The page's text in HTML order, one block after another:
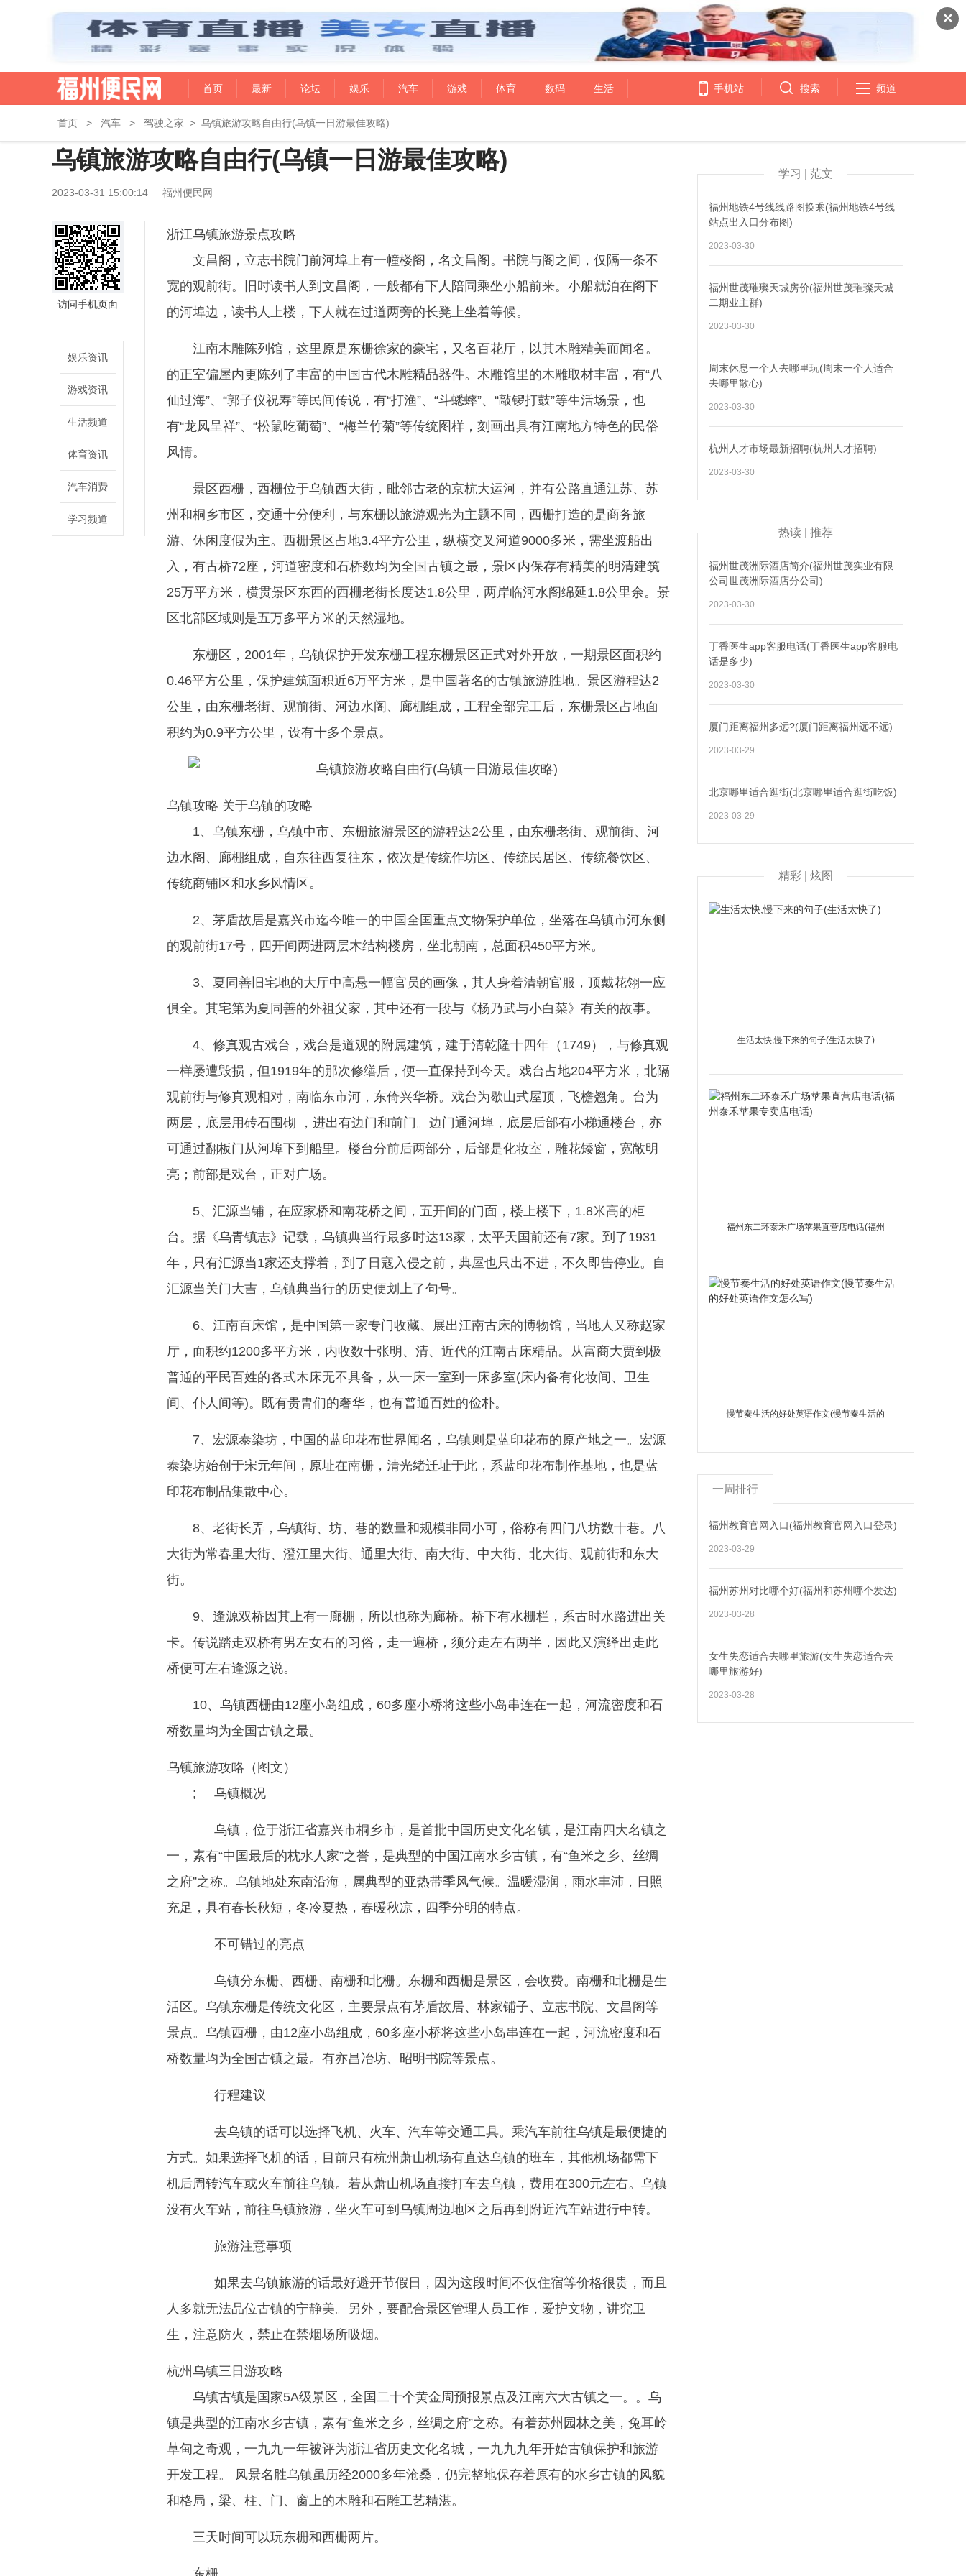
✕
首页 最新 论坛 娱乐 汽车 游戏 体育 数码 生活 手机站 搜索 频道
首页 > 汽车 > 驾驶之家 > 乌镇旅游攻略自由行(乌镇一日游最佳攻略)
乌镇旅游攻略自由行(乌镇一日游最佳攻略)
2023-03-31 15:00:14 福州便民网
访问手机页面
娱乐资讯
游戏资讯
生活频道
体育资讯
汽车消费
学习频道
浙江乌镇旅游景点攻略
文昌阁，立志书院门前河埠上有一幢楼阁，名文昌阁。书院与阁之间，仅隔一条不
宽的观前街。旧时读书人到文昌阁，一般都有下人陪同乘坐小船前来。小船就泊在阁下
的河埠边，读书人上楼，下人就在过道两旁的长凳上坐着等候。
江南木雕陈列馆，这里原是东栅徐家的豪宅，又名百花厅，以其木雕精美而闻名。
的正室偏屋内更陈列了丰富的中国古代木雕精品器件。木雕馆里的木雕取材丰富，有“八
仙过海”、“郭子仪祝寿”等民间传说，有“打渔”、“斗蟋蟀”、“敲锣打鼓”等生活场景，也
有“龙凤呈祥”、“松鼠吃葡萄”、“梅兰竹菊”等传统图样，刻画出具有江南地方特色的民俗
风情。
景区西栅，西栅位于乌镇西大街，毗邻古老的京杭大运河，并有公路直通江苏、苏
州和桐乡市区，交通十分便利，与东栅以旅游观光为主题不同，西栅打造的是商务旅
游、休闲度假为主。西栅景区占地3.4平方公里，纵横交叉河道9000多米，需坐渡船出
入，有古桥72座，河道密度和石桥数均为全国古镇之最，景区内保存有精美的明清建筑
25万平方米，横贯景区东西的西栅老街长度达1.8公里，两岸临河水阁绵延1.8公里余。景
区北部区域则是五万多平方米的天然湿地。
东栅区，2001年，乌镇保护开发东栅工程东栅景区正式对外开放，一期景区面积约
0.46平方公里，保护建筑面积近6万平方米，是中国著名的古镇旅游胜地。景区游程达2
公里，由东栅老街、观前街、河边水阁、廊棚组成，工程全部完工后，东栅景区占地面
积约为0.9平方公里，设有十多个景点。
乌镇攻略 关于乌镇的攻略
1、乌镇东栅，乌镇中市、东栅旅游景区的游程达2公里，由东栅老街、观前街、河
边水阁、廊棚组成，自东往西复往东，依次是传统作坊区、传统民居区、传统餐饮区、
传统商铺区和水乡风情区。
2、茅盾故居是嘉兴市迄今唯一的中国全国重点文物保护单位，坐落在乌镇市河东侧
的观前街17号，四开间两进两层木结构楼房，坐北朝南，总面积450平方米。
3、夏同善旧宅地的大厅中高悬一幅官员的画像，其人身着清朝官服，顶戴花翎一应
俱全。其宅第为夏同善的外祖父家，其中还有一段与《杨乃武与小白菜》有关的故事。
4、修真观古戏台，戏台是道观的附属建筑，建于清乾隆十四年（1749），与修真观
一样屡遭毁损，但1919年的那次修缮后，便一直保持到今天。戏台占地204平方米，北隔
观前街与修真观相对，南临东市河，东倚兴华桥。戏台为歇山式屋顶，飞檐翘角。台为
两层，底层用砖石围砌 ，进出有边门和前门。边门通河埠，底层后部有小梯通楼台，亦
可通过翻板门从河埠下到船里。楼台分前后两部分，后部是化妆室，雕花矮窗，宽敞明
亮；前部是戏台，正对广场。
5、汇源当铺，在应家桥和南花桥之间，五开间的门面，楼上楼下，1.8米高的柜
台。据《乌青镇志》记载，乌镇典当行最多时达13家，太平天国前还有7家。到了1931
年，只有汇源当1家还支撑着，到了日寇入侵之前，典屋也只出不进，不久即告停业。自
汇源当关门大吉，乌镇典当行的历史便划上了句号。
6、江南百床馆，是中国第一家专门收藏、展出江南古床的博物馆，当地人又称赵家
厅，面积约1200多平方米，内收数十张明、清、近代的江南古床精品。从富商大贾到极
普通的平民百姓的各式木床无不具备，从一床一室到一床多室(床内备有化妆间、卫生
间、仆人间等)。既有贵胄们的奢华，也有普通百姓的俭朴。
7、宏源泰染坊，中国的蓝印花布世界闻名，乌镇则是蓝印花布的原产地之一。宏源
泰染坊始创于宋元年间，原址在南栅，清光绪迁址于此，系蓝印花布制作基地，也是蓝
印花布制品集散中心。
8、老街长弄，乌镇街、坊、巷的数量和规模非同小可，俗称有四门八坊数十巷。八
大街为常春里大街、澄江里大街、通里大街、南大街、中大街、北大街、观前街和东大
街。
9、逢源双桥因其上有一廊棚，所以也称为廊桥。桥下有水栅栏，系古时水路进出关
卡。传说踏走双桥有男左女右的习俗，走一遍桥，须分走左右两半，因此又演绎出走此
桥便可左右逢源之说。
10、乌镇西栅由12座小岛组成，60多座小桥将这些小岛串连在一起，河流密度和石
桥数量均为全国古镇之最。
乌镇旅游攻略（图文）
; 乌镇概况
乌镇，位于浙江省嘉兴市桐乡市，是首批中国历史文化名镇，是江南四大名镇之
一，素有“中国最后的枕水人家”之誉，是典型的中国江南水乡古镇，有“鱼米之乡、丝绸
之府”之称。乌镇地处东南沿海，属典型的亚热带季风气候。温暖湿润，雨水丰沛，日照
充足，具有春长秋短，冬冷夏热，春暖秋凉，四季分明的特点。
不可错过的亮点
乌镇分东栅、西栅、南栅和北栅。东栅和西栅是景区，会收费。南栅和北栅是生
活区。乌镇东栅是传统文化区，主要景点有茅盾故居、林家铺子、立志书院、文昌阁等
景点。乌镇西栅，由12座小岛组成，60多座小桥将这些小岛串连在一起，河流密度和石
桥数量均为全国古镇之最。有亦昌冶坊、昭明书院等景点。
行程建议
去乌镇的话可以选择飞机、火车、汽车等交通工具。乘汽车前往乌镇是最便捷的
方式。如果选择飞机的话，目前只有杭州萧山机场有直达乌镇的班车，其他机场都需下
机后周转汽车或火车前往乌镇。若从萧山机场直接打车去乌镇，费用在300元左右。乌镇
没有火车站，前往乌镇旅游，坐火车可到乌镇周边地区之后再到附近汽车站进行中转。
旅游注意事项
如果去乌镇旅游的话最好避开节假日，因为这段时间不仅住宿等价格很贵，而且
人多就无法品位古镇的宁静美。另外，要配合景区管理人员工作，爱护文物，讲究卫
生，注意防火，禁止在禁烟场所吸烟。
杭州乌镇三日游攻略
乌镇古镇是国家5A级景区，全国二十个黄金周预报景点及江南六大古镇之一。。乌
镇是典型的江南水乡古镇，素有“鱼米之乡，丝绸之府”之称。有着苏州园林之美，兔耳岭
草甸之奇观，一九九一年被评为浙江省历史文化名城，一九九九年开始古镇保护和旅游
开发工程。 风景名胜乌镇虽历经2000多年沧桑，仍完整地保存着原有的水乡古镇的风貌
和格局，梁、柱、门、窗上的木雕和石雕工艺精湛。
三天时间可以玩东栅和西栅两片。
学习 | 范文
福州地铁4号线线路图换乘(福州地铁4号线
站点出入口分布图)
2023-03-30
福州世茂璀璨天城房价(福州世茂璀璨天城
二期业主群)
2023-03-30
周末休息一个人去哪里玩(周末一个人适合
去哪里散心)
2023-03-30
杭州人才市场最新招聘(杭州人才招聘)
2023-03-30
热读 | 推荐
福州世茂洲际酒店简介(福州世茂实业有限
公司世茂洲际酒店分公司)
2023-03-30
丁香医生app客服电话(丁香医生app客服电
话是多少)
2023-03-30
厦门距离福州多远?(厦门距离福州远不远)
2023-03-29
北京哪里适合逛街(北京哪里适合逛街吃饭)
2023-03-29
精彩 | 炫图
生活太快,慢下来的句子(生活太快了)
福州东二环泰禾广场苹果直营店电话(福州
慢节奏生活的好处英语作文(慢节奏生活的
一周排行
福州教育官网入口(福州教育官网入口登录)
2023-03-29
福州苏州对比哪个好(福州和苏州哪个发达)
2023-03-28
女生失恋适合去哪里旅游(女生失恋适合去
哪里旅游好)
2023-03-28